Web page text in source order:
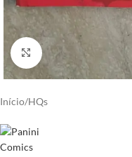
Clique para ampliar
Início/HQs